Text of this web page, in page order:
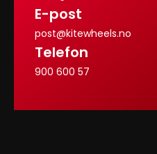
E-post
post@kitewheels.no
Telefon
900 600 57